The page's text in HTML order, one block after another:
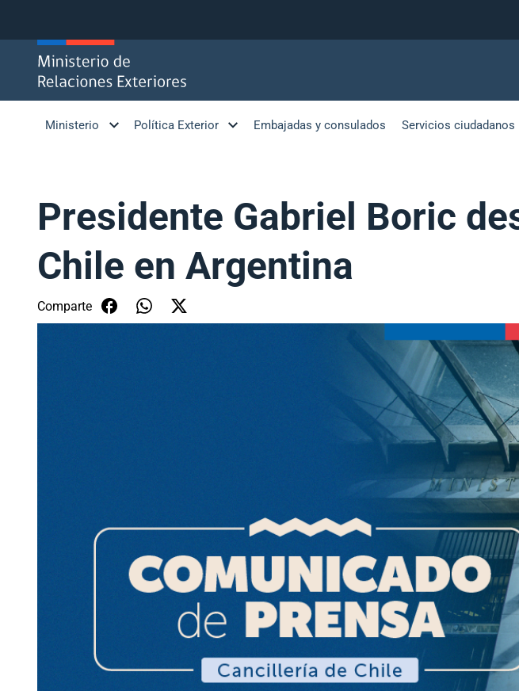
Ministerio Política Exterior Embajadas y consulados Servicios ciudadanos
Presidente Gabriel Boric
Chile en Argentina
Comparte